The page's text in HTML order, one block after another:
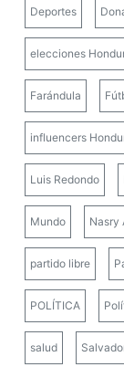
Deportes
elecciones
Farándula
influencers
Luis Redondo
Mundo Nasry
partido libre
POLÍTICA
salud